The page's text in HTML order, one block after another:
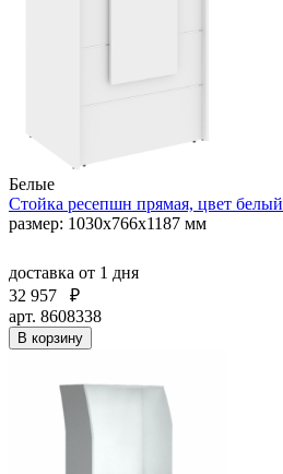
Белые
Стойка ресепшн прямая, цвет белый
размер: 1030х766х1187 мм
доставка от 1 дня
32 957
₽
арт. 8608338
В корзину